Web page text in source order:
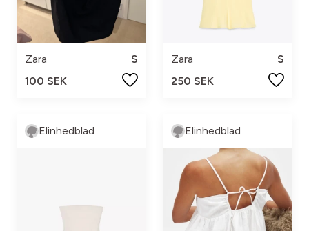
Zara
S
100 SEK
Zara
S
250 SEK
Elinhedblad Elinhedblad